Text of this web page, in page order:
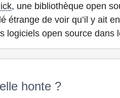
, une bibliothèque open
étrange de voir qu’il y ait
logiciels open source dans
honte ?